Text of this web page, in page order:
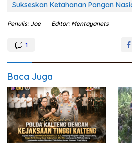
Sukseskan Ketahanan Pangan
Penulis: Joe Editor: Mentayanets
1
Baca Juga